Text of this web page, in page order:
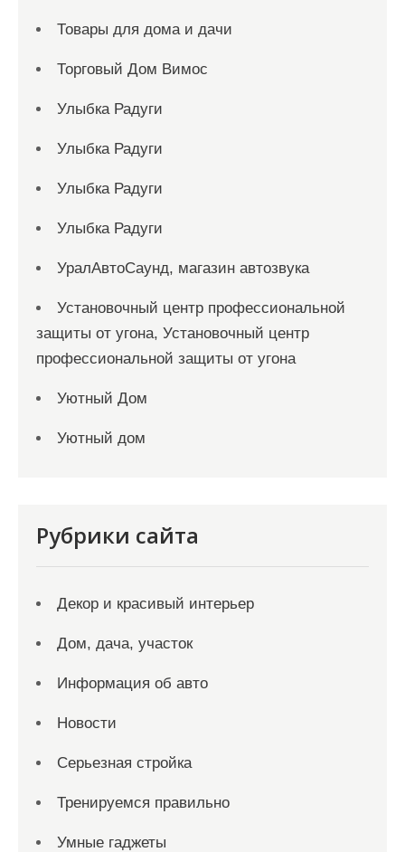
Товары для дома и дачи
Торговый Дом Вимос
Улыбка Радуги
Улыбка Радуги
Улыбка Радуги
Улыбка Радуги
УралАвтоСаунд, магазин автозвука
Установочный центр профессиональной
защиты от угона, Установочный центр
профессиональной защиты от угона
Уютный Дом
Уютный дом
Рубрики сайта
Декор и красивый интерьер
Дом, дача, участок
Информация об авто
Новости
Серьезная стройка
Тренируемся правильно
Умные гаджеты